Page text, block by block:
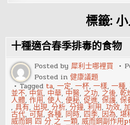
標籤:
十種適合春季排毒的食物
Posted by犀利士哪裡買
Posted in健康議題
Tagged ta,一定,一杯,一樣,一種,
並不,中氣, 中華, 中醫, 之功, 之後,乾
人體,作用,使人,便秘,促進,保護,保
,具有, 出現,分析,分鐘,利用,功效,
古代,可幫,各種, 同時, 四季, 因為,堪
威而鋼 四 分 之 一顆,威而鋼副作用